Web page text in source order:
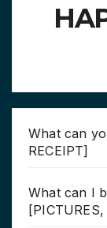
What can
RECEIPT]
What can I
[PICTURES,